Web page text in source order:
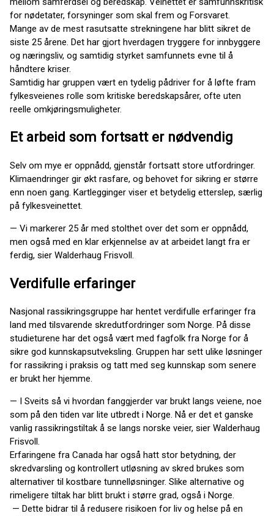
for nødetater, forsyninger som skal frem og Forsvaret.
Mange av de mest rasutsatte strekningene har blitt sikret de
siste 25 årene. Det har gjort hverdagen tryggere for innbyggere
og næringsliv, og samtidig styrket samfunnets evne til å
håndtere kriser.
Samtidig har gruppen vært en tydelig pådriver for å løfte fram
fylkesveienes rolle som kritiske beredskapsårer, ofte uten
reelle omkjøringsmuligheter.
Et arbeid som fortsatt er nødvendig
Selv om mye er oppnådd, gjenstår fortsatt store utfordringer.
Klimaendringer gir økt rasfare, og behovet for sikring er større
enn noen gang. Kartlegginger viser et betydelig etterslep, særlig
på fylkesveinettet.
— Vi markerer 25 år med stolthet over det som er oppnådd,
men også med en klar erkjennelse av at arbeidet langt fra er
ferdig, sier Walderhaug Frisvoll.
Verdifulle erfaringer
Nasjonal rassikringsgruppe har hentet verdifulle erfaringer fra
land med tilsvarende skredutfordringer som Norge. På disse
studieturene har det også vært med fagfolk fra Norge for å
sikre god kunnskapsutveksling. Gruppen har sett ulike løsninger
for rassikring i praksis og tatt med seg kunnskap som senere
er brukt her hjemme.
— I Sveits så vi hvordan fanggjerder var brukt langs veiene, noe
som på den tiden var lite utbredt i Norge. Nå er det et ganske
vanlig rassikringstiltak å se langs norske veier, sier Walderhaug
Frisvoll.
Erfaringene fra Canada har også hatt stor betydning, der
skredvarsling og kontrollert utløsning av skred brukes som
alternativer til kostbare tunnelløsninger. Slike alternative og
rimeligere tiltak har blitt brukt i større grad, også i Norge.
— Dette bidrar til å redusere risikoen for liv og helse på en